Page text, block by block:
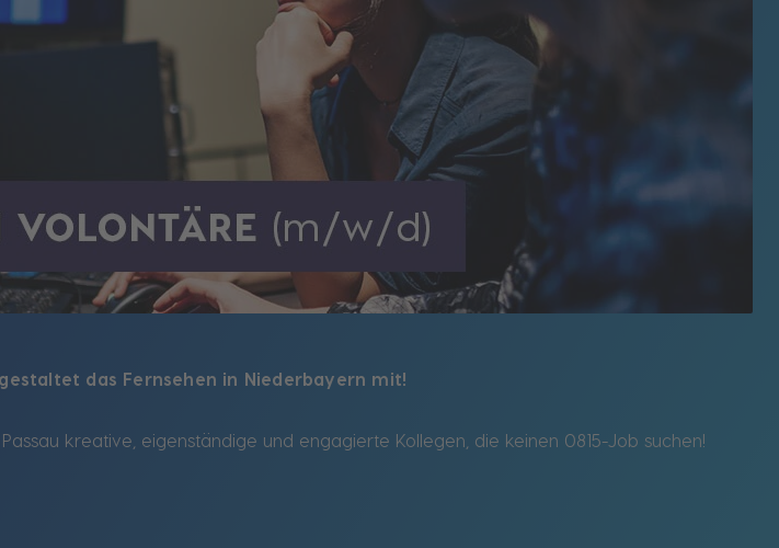
das Fernsehen in Niederbayern mit!
kreative, eigenständige und engagierte Kollegen, die keinen 0815-Job suchen!